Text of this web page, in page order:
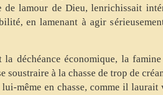
de lamour de Dieu, lenrichissait
en lamenant à agir
la déchéance économique, la
soustraire à la chasse de trop de
lui-même en chasse, comme il